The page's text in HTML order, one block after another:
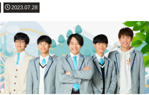
2023.07.28